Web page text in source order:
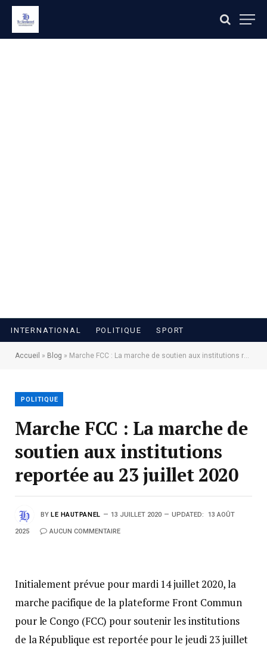
INTERNATIONAL POLITIQUE SPORT
Accueil » Blog » Marche FCC : La marche de soutien aux institutions reportée au 23 juillet 2020
POLITIQUE
Marche FCC : La marche de
soutien aux institutions
reportée au 23 juillet 2020
BY LE HAUTPANEL 13 JUILLET 2020 UPDATED: 13 AOÛT
2025 AUCUN COMMENTAIRE
Initialement prévue pour mardi 14 juillet 2020, la
marche pacifique de la plateforme Front Commun
pour le Congo (FCC) pour soutenir les institutions
de la République est reportée pour le jeudi 23 juillet